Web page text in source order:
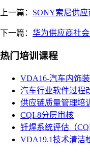
上一篇： SONY索尼供应
下一篇： 华为供应商社
热门培训课程
VDA16-汽车内饰
汽车行业软件过程
供应链质量管理培
CQI-8分层审核
钎焊系统评估（
VDA19.1技术清洁